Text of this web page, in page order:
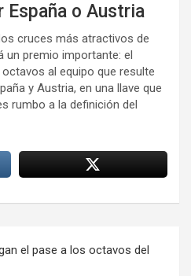
España o Austria
cruces más atractivos de
un premio importante: el
al equipo que resulte
y Austria, en una llave que
rumbo a la definición del
el pase a los octavos del